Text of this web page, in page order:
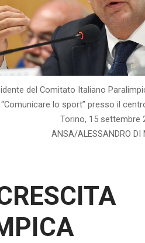
del Comitato Italiano
lo sport” presso il
Torino, 15 settembre
ANSA/ALESSANDRO DI